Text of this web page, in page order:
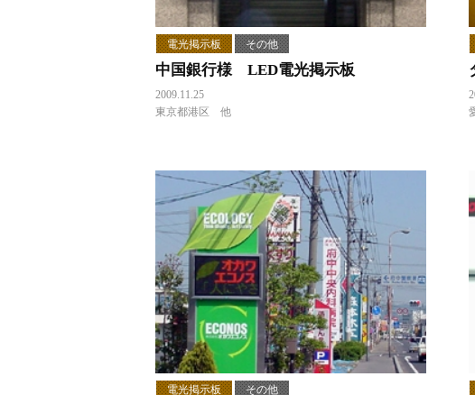
電光掲示板 その他
中国銀行様 LED電光掲示板
2009.11.25
東京都港区 他
電光掲示板 その他